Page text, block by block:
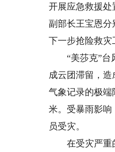
开展应急救援处
副部长王宝恩
下一步抢险救灾
“美莎克”台风
成云团滞留，
气象记录的极端
米。受暴雨影响
员受灾。
在受灾严重的